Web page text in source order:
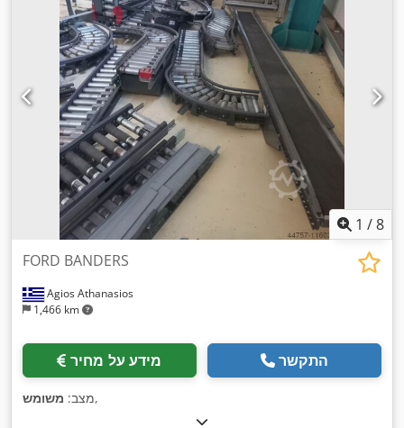
1 /8
Agios Athanasios
1,466 km
FORD BANDERS
מידע על מחיר התקשר
מצב: משומש ,